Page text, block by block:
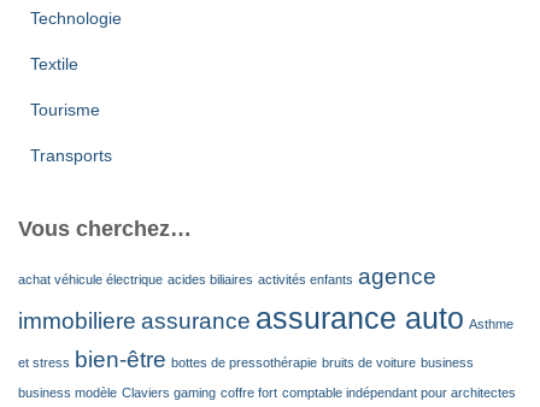
Technologie
Textile
Tourisme
Transports
Vous cherchez…
achat véhicule électrique acides biliaires activités enfants agence
immobiliere assurance assurance auto Asthme
et stress bien-être bottes de pressothérapie bruits de voiture business
business modèle Claviers gaming coffre fort comptable indépendant pour architectes